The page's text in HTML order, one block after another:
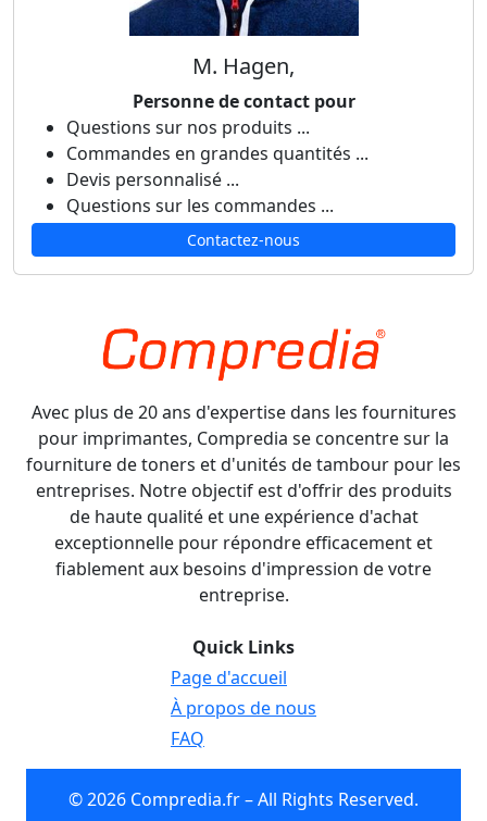
M. Hagen,
Personne de contact pour
Questions sur nos produits ...
Commandes en grandes quantités ...
Devis personnalisé ...
Questions sur les commandes ...
Contactez-nous
Avec plus de 20 ans d'expertise dans les fournitures
pour imprimantes, Compredia se concentre sur la
fourniture de toners et d'unités de tambour pour les
entreprises. Notre objectif est d'offrir des produits
de haute qualité et une expérience d'achat
exceptionnelle pour répondre efficacement et
fiablement aux besoins d'impression de votre
entreprise.
Quick Links
Page d'accueil
À propos de nous
FAQ
© 2026 Compredia.fr – All Rights Reserved.